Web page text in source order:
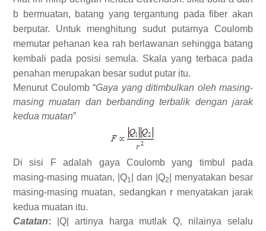
b bermuatan, batang yang tergantung pada fiber akan
berputar. Untuk menghitung sudut putarnya Coulomb
memutar pehanan kea rah berlawanan sehingga batang
kembali pada posisi semula. Skala yang terbaca pada
penahan merupakan besar sudut putar itu.
Menurut Coulomb “Gaya yang ditimbulkan oleh masing-
masing muatan dan berbanding terbalik dengan jarak
kedua muatan”
Di sisi F adalah gaya Coulomb yang timbul pada
masing-masing muatan, |Q1 | dan |Q2
| menyatakan besar
masing-masing muatan, sedangkan r menyatakan jarak
kedua muatan itu.
Catatan: |Q| artinya harga mutlak Q, nilainya selalu